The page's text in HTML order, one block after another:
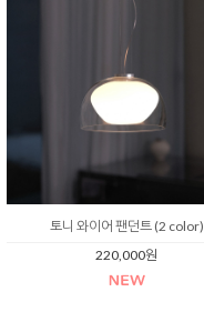
토니 와이어 팬던트 (2 color)
220,000원